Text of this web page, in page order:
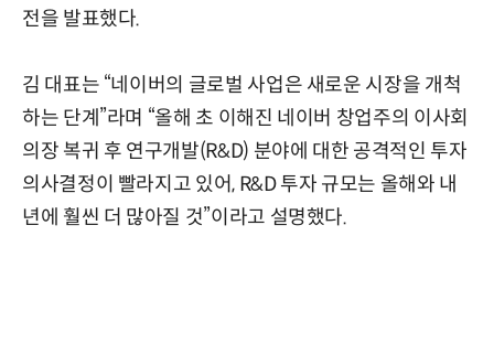
전을 발표했다.
김 대표는 “네이버의 글로벌 사업은 새로운 시장을 개척
하는 단계”라며 “올해 초 이해진 네이버 창업주의 이사회
의장 복귀 후 연구개발(R&D) 분야에 대한 공격적인 투자
의사결정이 빨라지고 있어, R&D 투자 규모는 올해와 내
년에 훨씬 더 많아질 것”이라고 설명했다.